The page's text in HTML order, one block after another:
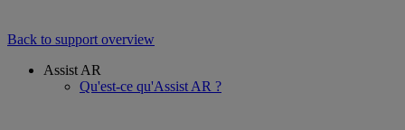
Back to support overview
Assist AR
Qu'est-ce qu'Assist AR ?